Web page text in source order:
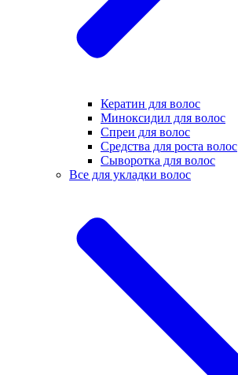
Кератин для волос
Миноксидил для волос
Спреи для волос
Средства для роста волос
Сыворотка для волос
Все для укладки волос